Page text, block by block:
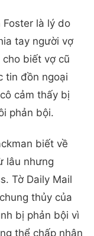
là lý do
tay người vợ
biết vợ cũ
tin đồn ngoại
cảm thấy bị
phản bội.
biết về
lâu nhưng
Tờ Daily Mail
thủy của
bị phản bội vì
thể chấp nhận